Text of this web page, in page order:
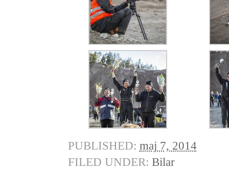
PUBLISHED: maj 7, 2014
FILED UNDER: Bilar